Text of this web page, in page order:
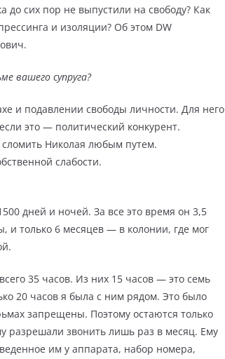
сих пор не выпустили на свободу? Как
и изоляции? Об этом DW
вашего супруга?
и подавлении свободы личности. Для него
это — политический конкурент.
Николая любым путем.
слабости.
дней и ночей. За все это время он 3,5
и только 6 месяцев — в колонии, где мог
35 часов. Из них 15 часов — это семь
20 часов я была с ним рядом. Это было
запрещены. Поэтому остаются только
разрешали звонить лишь раз в месяц. Ему
им у аппарата, набор номера,